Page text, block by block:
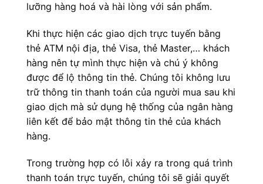
lưỡng hàng hoá và hài lòng với sản phẩm.
Khi thực hiện các giao dịch trực tuyến bằng
thẻ ATM nội địa, thẻ Visa, thẻ Master,… khách
hàng nên tự mình thực hiện và chú ý không
được để lộ thông tin thẻ. Chúng tôi không lưu
trữ thông tin thanh toán của người mua sau khi
giao dịch mà sử dụng hệ thống của ngân hàng
liên kết để bảo mật thông tin thẻ của khách
hàng.
Trong trường hợp có lỗi xảy ra trong quá trình
thanh toán trực tuyến, chúng tôi sẽ giải quyết